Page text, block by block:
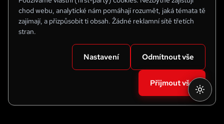
chod webu, analytické nám pomáhají rozumět, jaká témata tě
zajímají, a přizpůsobit ti obsah. Žádné reklamní sítě třetích
stran.
Nastavení Odmítnout vše
Přijmout vše